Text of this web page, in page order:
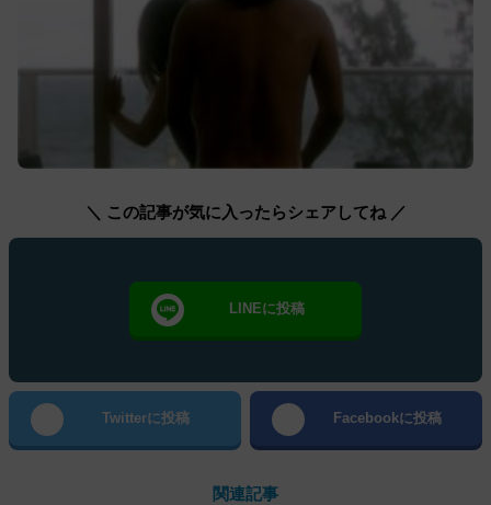
＼ この記事が気に入ったらシェアしてね ／
LINEに投稿
Twitterに投稿 Facebookに投稿
関連記事